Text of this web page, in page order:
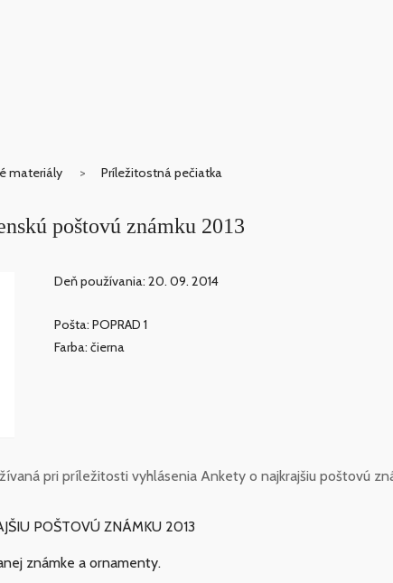
materiály Príležitostná pečiatka
poštovú známku 2013
Deň používania: 20. 09. 2014
Pošta: POPRAD 1
Farba: čierna
pri príležitosti vyhlásenia Ankety o najkrajšiu poštovú
POŠTOVÚ ZNÁMKU 2013
známke a ornamenty.